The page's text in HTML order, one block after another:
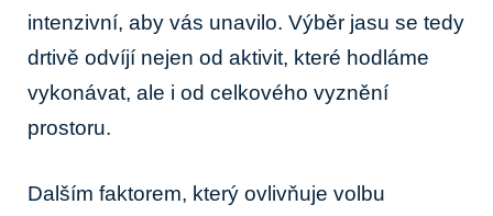
intenzivní, ​aby vás unavilo.⁢ Výběr jasu se​ tedy⁣
drtivě ​odvíjí nejen od aktivit, které hodláme
vykonávat,‍ ale i od celkového ‌vyznění
⁣prostoru.
Dalším faktorem, ⁤který ovlivňuje volbu